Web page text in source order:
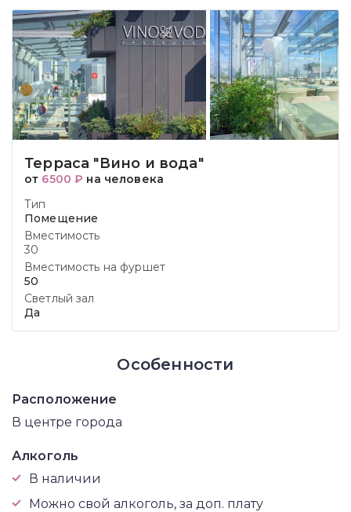
Терраса "Вино и вода"
от 6500 ₽ на человека
Тип
Помещение
Вместимость
30
Вместимость на фуршет
50
Светлый зал
Да
Особенности
Расположение
В центре города
Алкоголь
В наличии
Можно свой алкоголь, за доп. плату